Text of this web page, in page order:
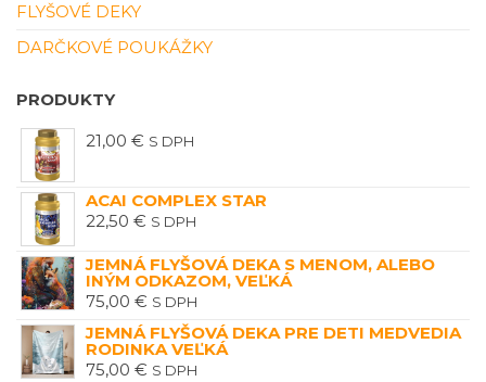
FLYŠOVÉ DEKY
DARČKOVÉ POUKÁŽKY
PRODUKTY
21,00 € S DPH
ACAI COMPLEX STAR
22,50 € S DPH
JEMNÁ FLYŠOVÁ DEKA S MENOM, ALEBO
INÝM ODKAZOM, VEĽKÁ
75,00 € S DPH
JEMNÁ FLYŠOVÁ DEKA PRE DETI MEDVEDIA
RODINKA VEĽKÁ
75,00 € S DPH